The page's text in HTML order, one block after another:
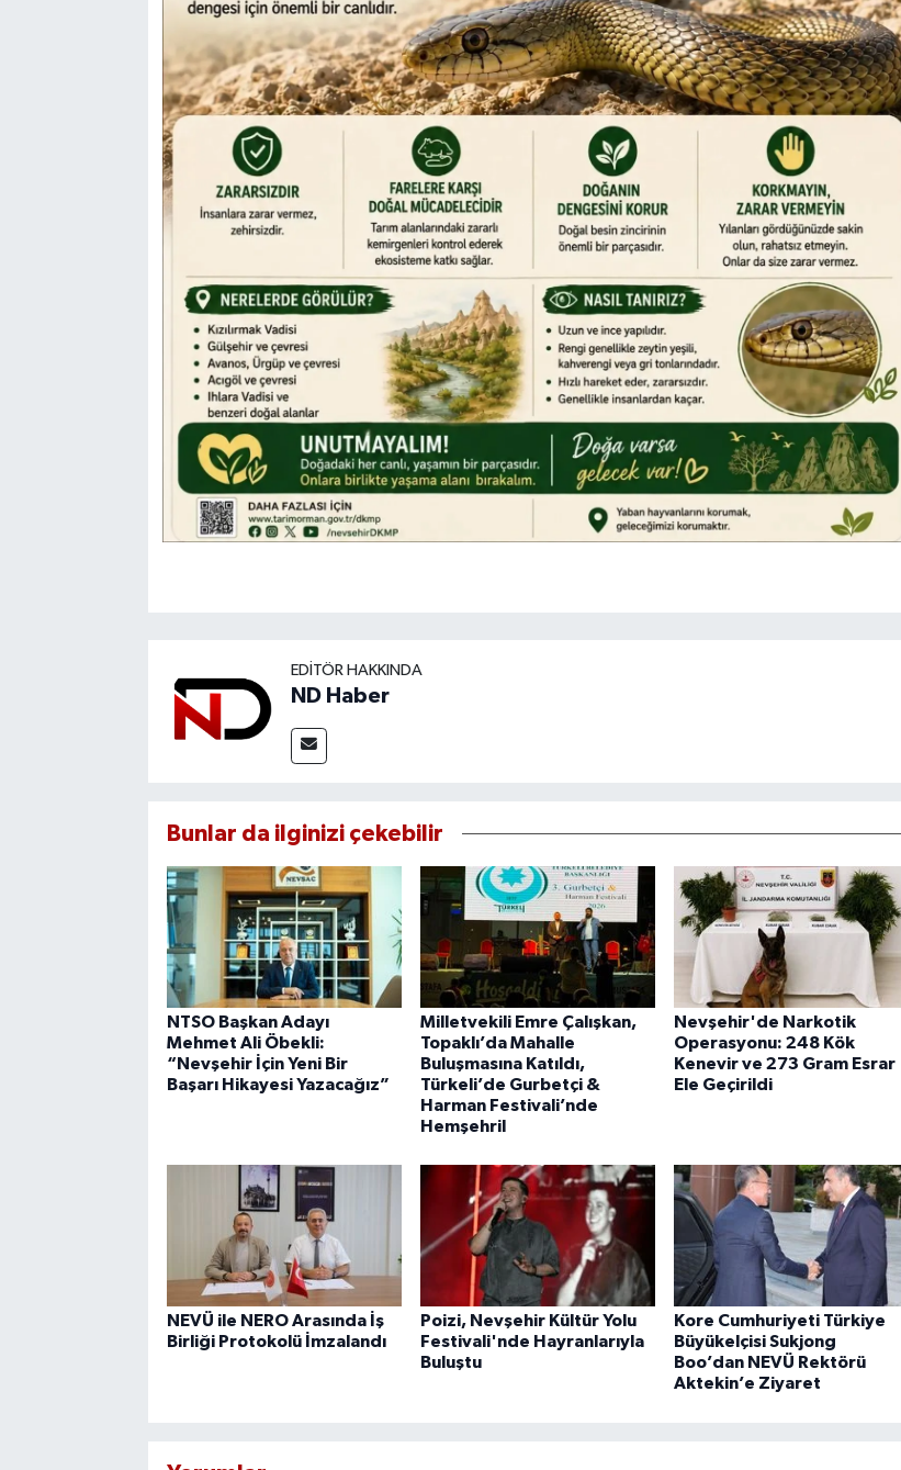
EDITÖR HAKKINDA
ND Haber
Bunlar da ilginizi çekebilir
NTSO Başkan Adayı
Mehmet Ali Öbekli:
“Nevşehir İçin Yeni Bir
Başarı Hikayesi Yazacağız”
Milletvekili Emre Çalışkan,
Topaklı’da Mahalle
Buluşmasına Katıldı,
Türkeli’de Gurbetçi &
Harman Festivali’nde
Hemşehril
Nevşehir'de Narkotik
Operasyonu: 248 Kök
Kenevir ve 273 Gram Esrar
Ele Geçirildi
NEVÜ ile NERO Arasında İş
Birliği Protokolü İmzalandı
Poizi, Nevşehir Kültür Yolu
Festivali'nde Hayranlarıyla
Buluştu
Kore Cumhuriyeti Türkiye
Büyükelçisi Sukjong
Boo’dan NEVÜ Rektörü
Aktekin’e Ziyaret